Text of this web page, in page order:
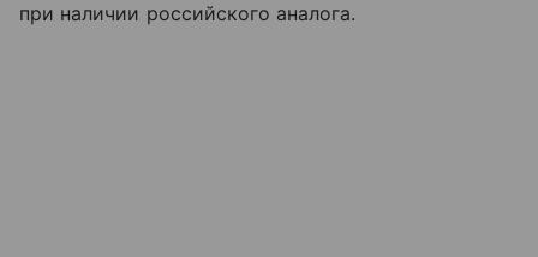
при наличии российского аналога.